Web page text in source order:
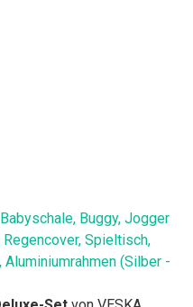
Buggy, Jogger
Spieltisch,
(Silber -